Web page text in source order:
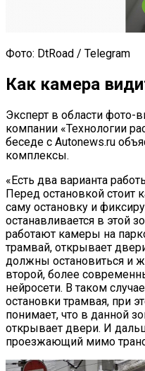
Фото: DtRoad / Telegram
Как камера
Эксперт в области фото-
компании «Технологии
беседе с Autonews.ru
комплексы.
«Есть два варианта
Перед остановкой стоит
саму остановку и
останавливается в этой
работают камеры на
трамвай, открывает
должны остановиться и
второй, более
нейросети. В таком
остановки трамвая, при
понимает, что в данной
открывает двери. И
проезжающий мимо